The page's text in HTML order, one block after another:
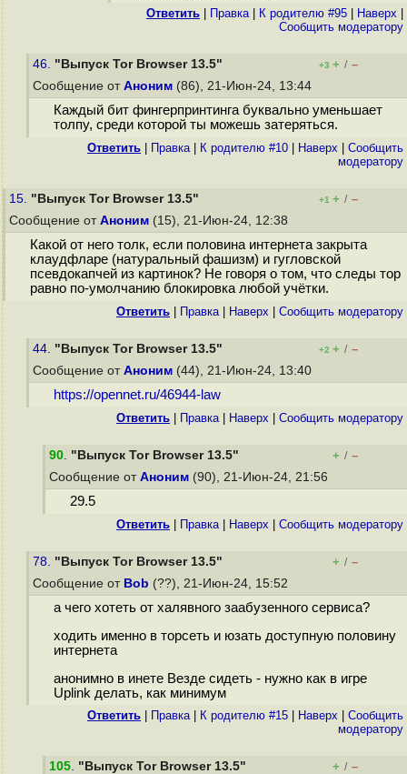
Ответить Правка| К родителю #95 Наверх
Cообщить модератору
46. "Выпуск Tor Browser 13.5" +3 + / –
Сообщение от Аноним (86), 21-Июн-24, 13:44
Каждый бит фингерпринтинга буквально уменьшает
толпу, среди которой ты можешь затеряться.
Ответить Правка| К родителю #10 Наверх
Cообщить
модератору
15. "Выпуск Tor Browser 13.5" +1 + / –
Сообщение от Аноним (15), 21-Июн-24, 12:38
Какой от него толк, если половина интернета закрыта
клаудфларе (натуральный фaшизм) и гугловской
псевдокапчей из картинок? Не говоря о том, что следы тор
равно по-умолчанию блокировка любой учётки.
Ответить Правка| Наверх Cообщить модератору
44. "Выпуск Tor Browser 13.5" +2 + / –
Сообщение от Аноним (44), 21-Июн-24, 13:40
https://opennet.ru/46944-law
Ответить Правка| Наверх Cообщить модератору
90. "Выпуск Tor Browser 13.5" + / –
Сообщение от Аноним (90), 21-Июн-24, 21:56
29.5
Ответить Правка| Наверх Cообщить модератору
78. "Выпуск Tor Browser 13.5" + / –
Сообщение от Bob (??), 21-Июн-24, 15:52
а чего хотеть от халявного заабузенного сервиса?
ходить именно в торсеть и юзать доступную половину
интернета
анонимно в инете Везде сидеть - нужно как в игре
Uplink делать, как минимум
Ответить Правка| К родителю #15 Наверх
Cообщить
модератору
105. "Выпуск Tor Browser 13.5" + / –